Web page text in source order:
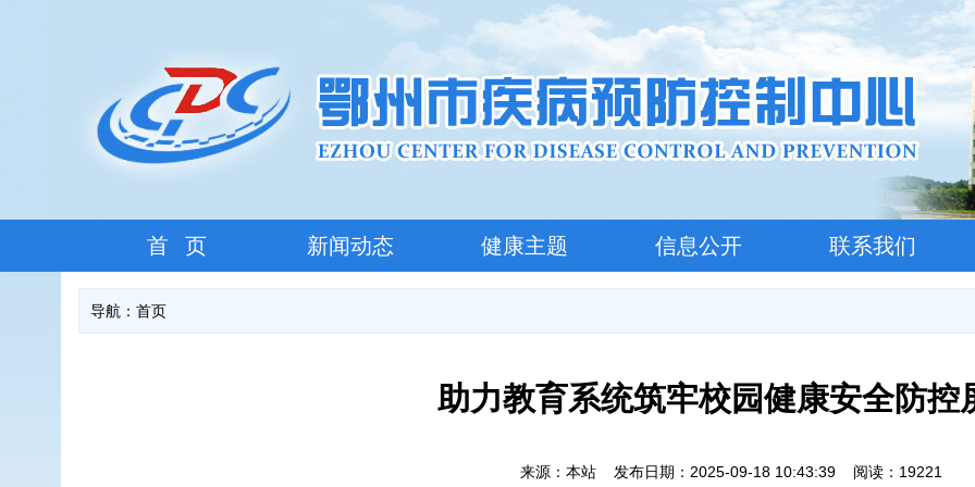
首 页 新闻动态 健康主题 信息公开 联系我们
导航： 首页
助力教育系统筑牢校园健康安全防控
来源：本站 发布日期：2025-09-18 10:43:39 阅读：19221